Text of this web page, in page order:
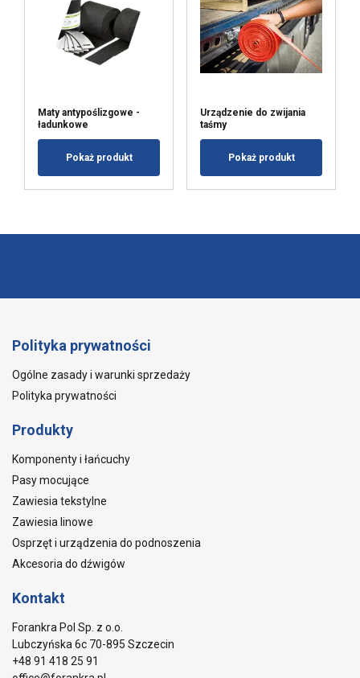
Maty antypoślizgowe -
ładunkowe
Pokaż produkt
Urządzenie do zwijania
taśmy
Pokaż produkt
Polityka prywatności
Ogólne zasady i warunki sprzedaży
Polityka prywatności
Produkty
Komponenty i łańcuchy
Pasy mocujące
Zawiesia tekstylne
Zawiesia linowe
Osprzęt i urządzenia do podnoszenia
Akcesoria do dźwigów
Kontakt
Forankra Pol Sp. z o.o.
Lubczyńska 6c 70-895 Szczecin
+48 91 418 25 91